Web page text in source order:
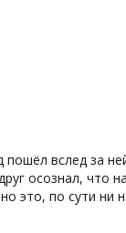
вслед за
осознал, что
это, по сути ни